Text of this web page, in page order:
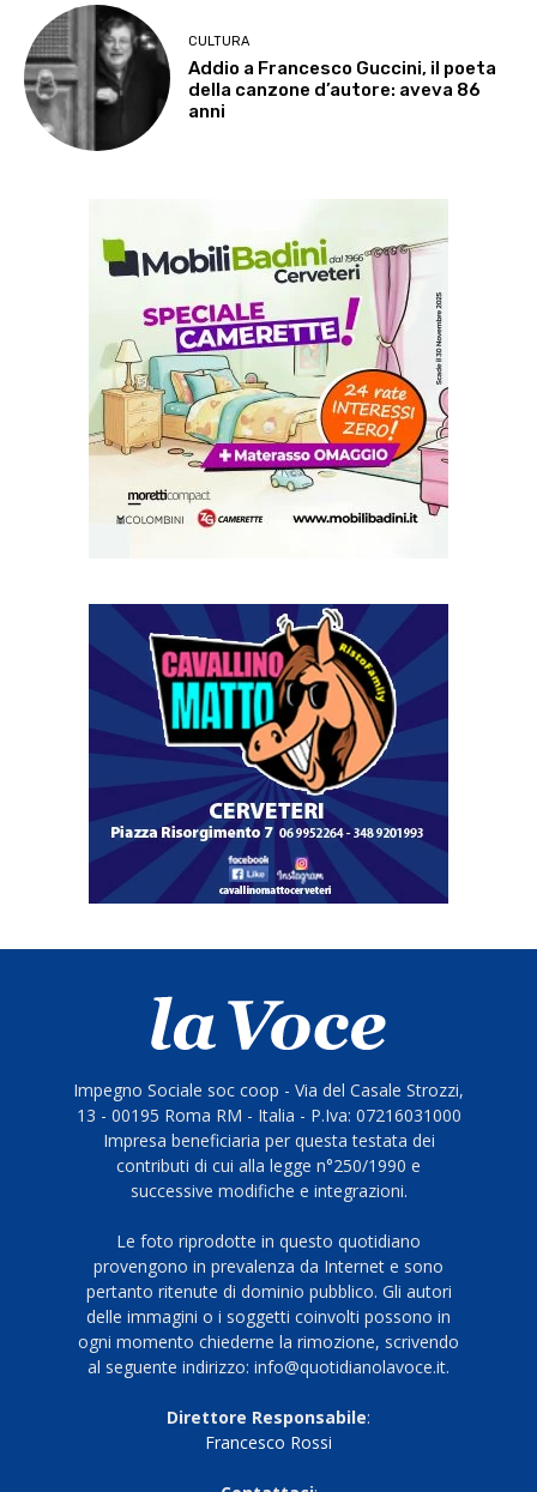
CULTURA
Addio a Francesco Guccini, il poeta
della canzone d’autore: aveva 86
anni
Impegno Sociale soc coop - Via del Casale Strozzi,
13 - 00195 Roma RM - Italia - P.Iva: 07216031000
Impresa beneficiaria per questa testata dei
contributi di cui alla legge n°250/1990 e
successive modifiche e integrazioni.
Le foto riprodotte in questo quotidiano
provengono in prevalenza da Internet e sono
pertanto ritenute di dominio pubblico. Gli autori
delle immagini o i soggetti coinvolti possono in
ogni momento chiederne la rimozione, scrivendo
al seguente indirizzo: info@quotidianolavoce.it.
Direttore Responsabile:
Francesco Rossi